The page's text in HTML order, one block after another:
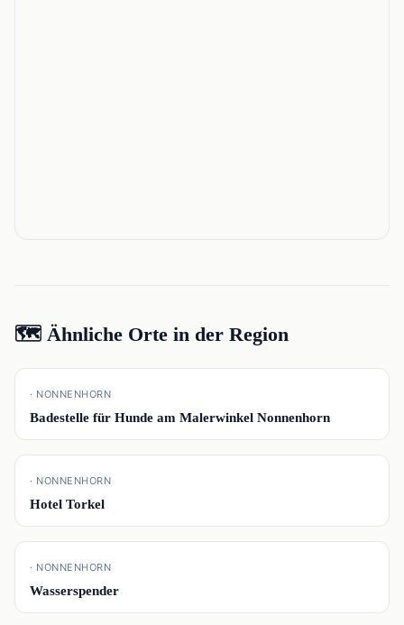
🗺️ Ähnliche Orte in der Region
📍
· NONNENHORN
Badestelle für Hunde am Malerwinkel Nonnenhorn
📍
· NONNENHORN
Hotel Torkel
📍
· NONNENHORN
Wasserspender